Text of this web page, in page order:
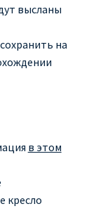
высланы
на
в этом
кресло